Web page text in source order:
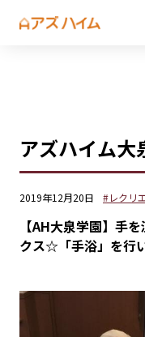
アズハイム大
2019年12月20日 #レクリ
【AH大泉学園】手
クス☆「手浴」を行